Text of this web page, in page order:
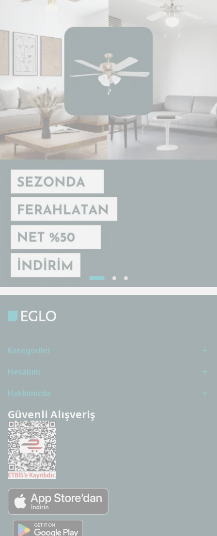
Kategoriler
Hesabım
Hakkımızda
Güvenli Alışveriş